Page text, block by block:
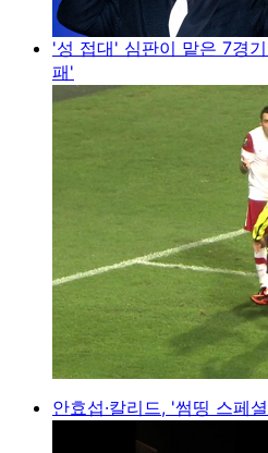
'성 접대' 심판이 맡은 7경
패'
안효섭·칼리드, '썸띵 스페